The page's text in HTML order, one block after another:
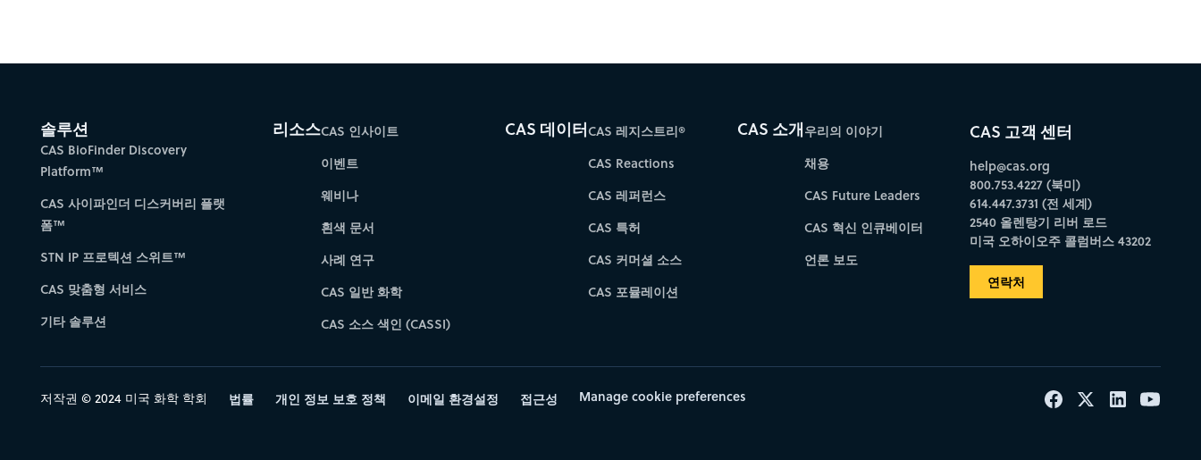
솔루션
CAS BioFinder Discovery
Platform™
CAS 사이파인더 디스커버리 플랫
폼™
STN IP 프로텍션 스위트™
CAS 맞춤형 서비스
기타 솔루션
리소스CAS 인사이트
이벤트
웨비나
흰색 문서
사례 연구
CAS 일반 화학
CAS 소스 색인 (CASSI)
CAS 데이터CAS 레지스트리®
CAS Reactions
CAS 레퍼런스
CAS 특허
CAS 커머셜 소스
CAS 포뮬레이션
CAS 소개우리의 이야기
채용
CAS Future Leaders
CAS 혁신 인큐베이터
언론 보도
CAS 고객 센터
help@cas.org
800.753.4227 (북미)
614.447.3731 (전 세계)
2540 올렌탕기 리버 로드
미국 오하이오주 콜럼버스 43202
연락처
저작권 © 2024 미국 화학 학회 법률 개인 정보 보호 정책 이메일 환경설정 접근성 Manage cookie preferences